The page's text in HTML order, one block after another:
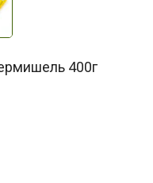
400г